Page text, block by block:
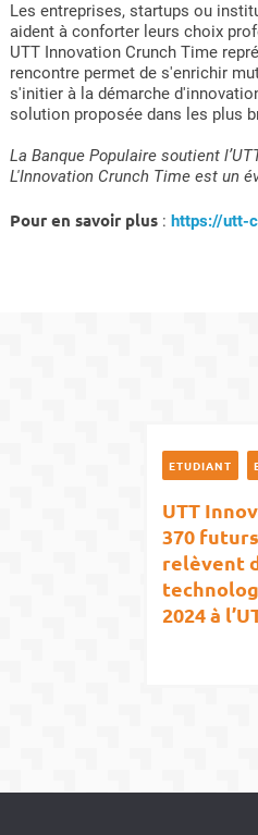
Les entreprises, startups ou
aident à conforter leurs choix
UTT Innovation Crunch Time
rencontre permet de s'enrichir
s'initier à la démarche
solution proposée dans les plus
La Banque Populaire soutient
L'Innovation Crunch Time est un
Pour en savoir plus : https://utt-
ETUDIANT
UTT
370
relèvent
2024 à